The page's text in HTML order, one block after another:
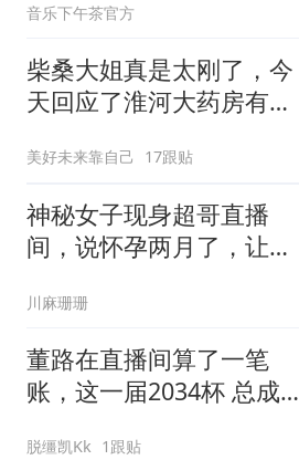
局
音乐下午茶官方
柴桑大姐真是太刚了，今
天回应了淮河大药房有许
美好未来靠自己 17跟贴
神秘女子现身超哥直播
间，说怀孕两月了，让超
川麻珊珊
董路在直播间算了一笔
账，这一届2034杯 总成本
脱缰凯Kk 1跟贴